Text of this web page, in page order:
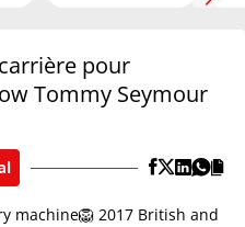
pour
Tommy Seymour
machine🦁 2017 British and